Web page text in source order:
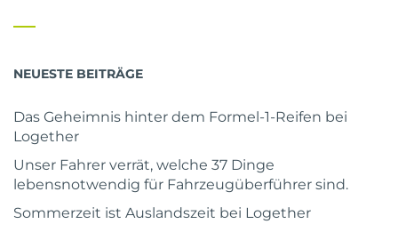
NEUESTE BEITRÄGE
Das Geheimnis hinter dem Formel-1-Reifen bei
Logether
Unser Fahrer verrät, welche 37 Dinge
lebensnotwendig für Fahrzeugüberführer sind.
Sommerzeit ist Auslandszeit bei Logether